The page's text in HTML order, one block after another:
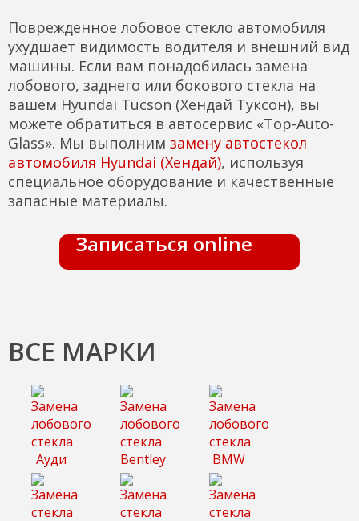
Поврежденное лобовое стекло автомобиля
ухудшает видимость водителя и внешний вид
машины. Если вам понадобилась замена
лобового, заднего или бокового стекла на
вашем Hyundai Tucson (Хендай Туксон), вы
можете обратиться в автосервис «Top-Auto-
Glass». Мы выполним замену автостекол
автомобиля Hyundai (Хендай), используя
специальное оборудование и качественные
запасные материалы.
Записаться online
ВСЕ МАРКИ